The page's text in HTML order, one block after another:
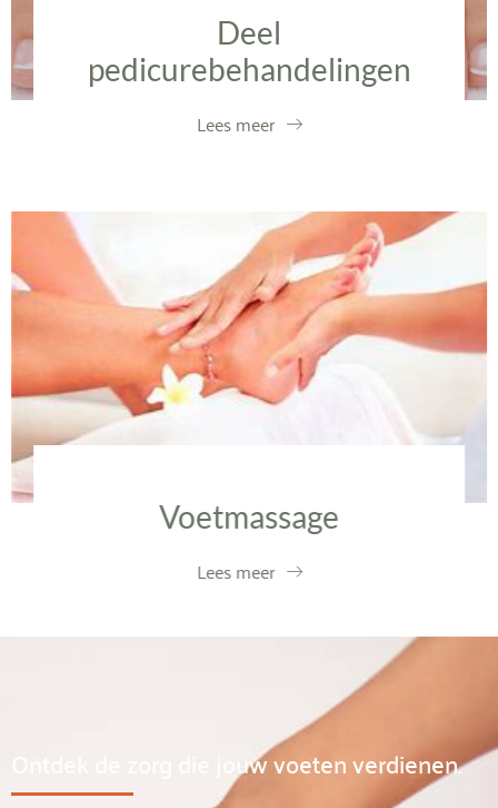
Deel
pedicurebehandelingen
Lees meer
Voetmassage
Lees meer
Ontdek de zorg die jouw voeten verdienen.